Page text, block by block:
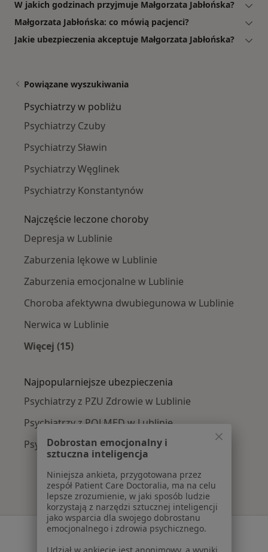
W jakich godzinach przyjmuje Małgorzata Jabłońska?
Małgorzata Jabłońska: co mówią pacjenci?
Jakie ubezpieczenia akceptuje Małgorzata Jabłońska?
Powiązane wyszukiwania
Psychiatrzy w pobliżu
Psychiatrzy Czuby
Psychiatrzy Sławin
Psychiatrzy Węglinek
Psychiatrzy Konstantynów
Najczęście leczone choroby
Depresja w Lublinie
Zaburzenia lękowe w Lublinie
Zaburzenia emocjonalne w Lublinie
Choroba afektywna dwubiegunowa w Lublinie
Nerwica w Lublinie
Więcej (15)
Najpopularniejsze ubezpieczenia
Psychiatrzy z PZU Zdrowie w Lublinie
Psychiatrzy z POLMED w Lublinie
Psychiatrzy z Enel-med w Lublinie
Serwis
Dobrostan emocjonalny i
sztuczna inteligencja
Niniejsza ankieta, przygotowana przez
zespół Patient Care Doctoralia, ma na celu
lepsze zrozumienie, w jaki sposób ludzie
korzystają z narzędzi sztucznej inteligencji
jako wsparcia dla swojego dobrostanu
emocjonalnego i zdrowia psychicznego.